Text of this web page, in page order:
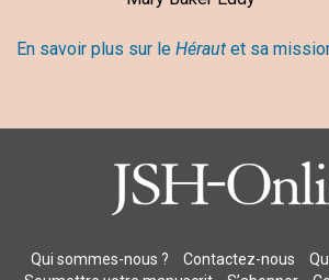
En savoir plus sur le Héraut et sa
Qui sommes-nous ? Contactez-nous